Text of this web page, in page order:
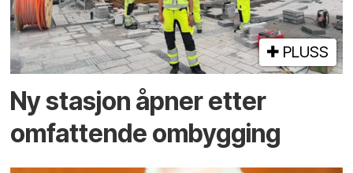
PLUSS
Ny stasjon åpner etter
omfattende ombygging